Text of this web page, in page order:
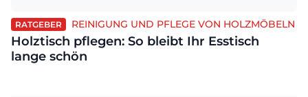
RATGEBER REINIGUNG UND PFLEGE VON HOLZMÖBELN
Holztisch pflegen: So bleibt Ihr Esstisch
lange schön